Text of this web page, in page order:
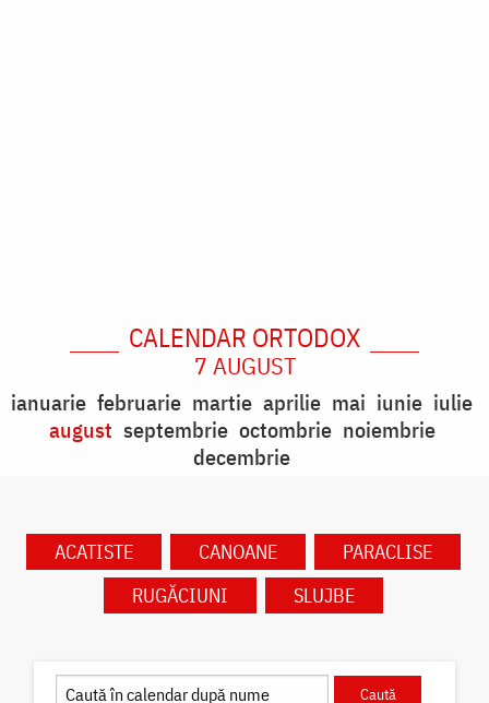
CALENDAR ORTODOX
7 AUGUST
ianuarie februarie martie aprilie mai iunie iulie
august septembrie octombrie noiembrie
decembrie
ACATISTE CANOANE
PARACLISE
RUGĂCIUNI
SLUJBE